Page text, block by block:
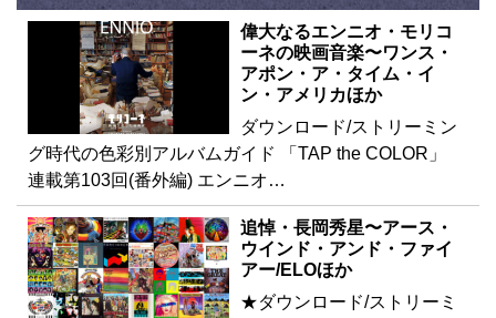
偉大なるエンニオ・モリコ
ーネの映画音楽〜ワンス・
アポン・ア・タイム・イ
ン・アメリカほか
ダウンロード/ストリーミン
グ時代の色彩別アルバムガイド 「TAP the COLOR」
連載第103回(番外編) エンニオ…
追悼・長岡秀星〜アース・
ウインド・アンド・ファイ
アー/ELOほか
★ダウンロード/ストリーミ